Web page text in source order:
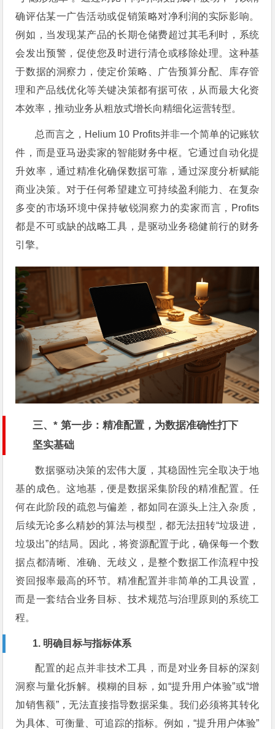
确评估某一广告活动或促销策略对净利润的实际影响。
例如，当发现某产品的长期仓储费超过其毛利时，系统
会发出预警，促使您及时进行清仓或移除处理。这种基
于数据的洞察力，使定价策略、广告预算分配、库存管
理和产品线优化等关键决策都有据可依，从而最大化资
本效率，推动业务从粗放式增长向精细化运营转型。
总而言之，Helium 10 Profits并非一个简单的记账软
件，而是亚马逊卖家的智能财务中枢。它通过自动化提
升效率，通过精准化确保数据可靠，通过深度分析赋能
商业决策。对于任何希望建立可持续盈利能力、在复杂
多变的市场环境中保持敏锐洞察力的卖家而言，Profits
都是不可或缺的战略工具，是驱动业务稳健前行的财务
引擎。
三、* 第一步：精准配置，为数据准确性打下
坚实基础
数据驱动决策的宏伟大厦，其稳固性完全取决于地
基的成色。这地基，便是数据采集阶段的精准配置。任
何在此阶段的疏忽与偏差，都如同在源头上注入杂质，
后续无论多么精妙的算法与模型，都无法扭转“垃圾进，
垃圾出”的结局。因此，将资源配置于此，确保每一个数
据点都清晰、准确、无歧义，是整个数据工作流程中投
资回报率最高的环节。精准配置并非简单的工具设置，
而是一套结合业务目标、技术规范与治理原则的系统工
程。
1. 明确目标与指标体系
配置的起点并非技术工具，而是对业务目标的深刻
洞察与量化拆解。模糊的目标，如“提升用户体验”或“增
加销售额”，无法直接指导数据采集。我们必须将其转化
为具体、可衡量、可追踪的指标。例如，“提升用户体验”